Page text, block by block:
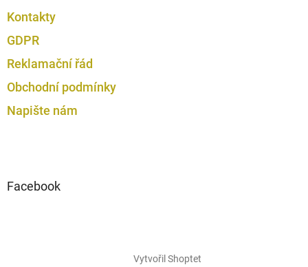
Kontakty
GDPR
Reklamační řád
Obchodní podmínky
Napište nám
Facebook
Vytvořil Shoptet